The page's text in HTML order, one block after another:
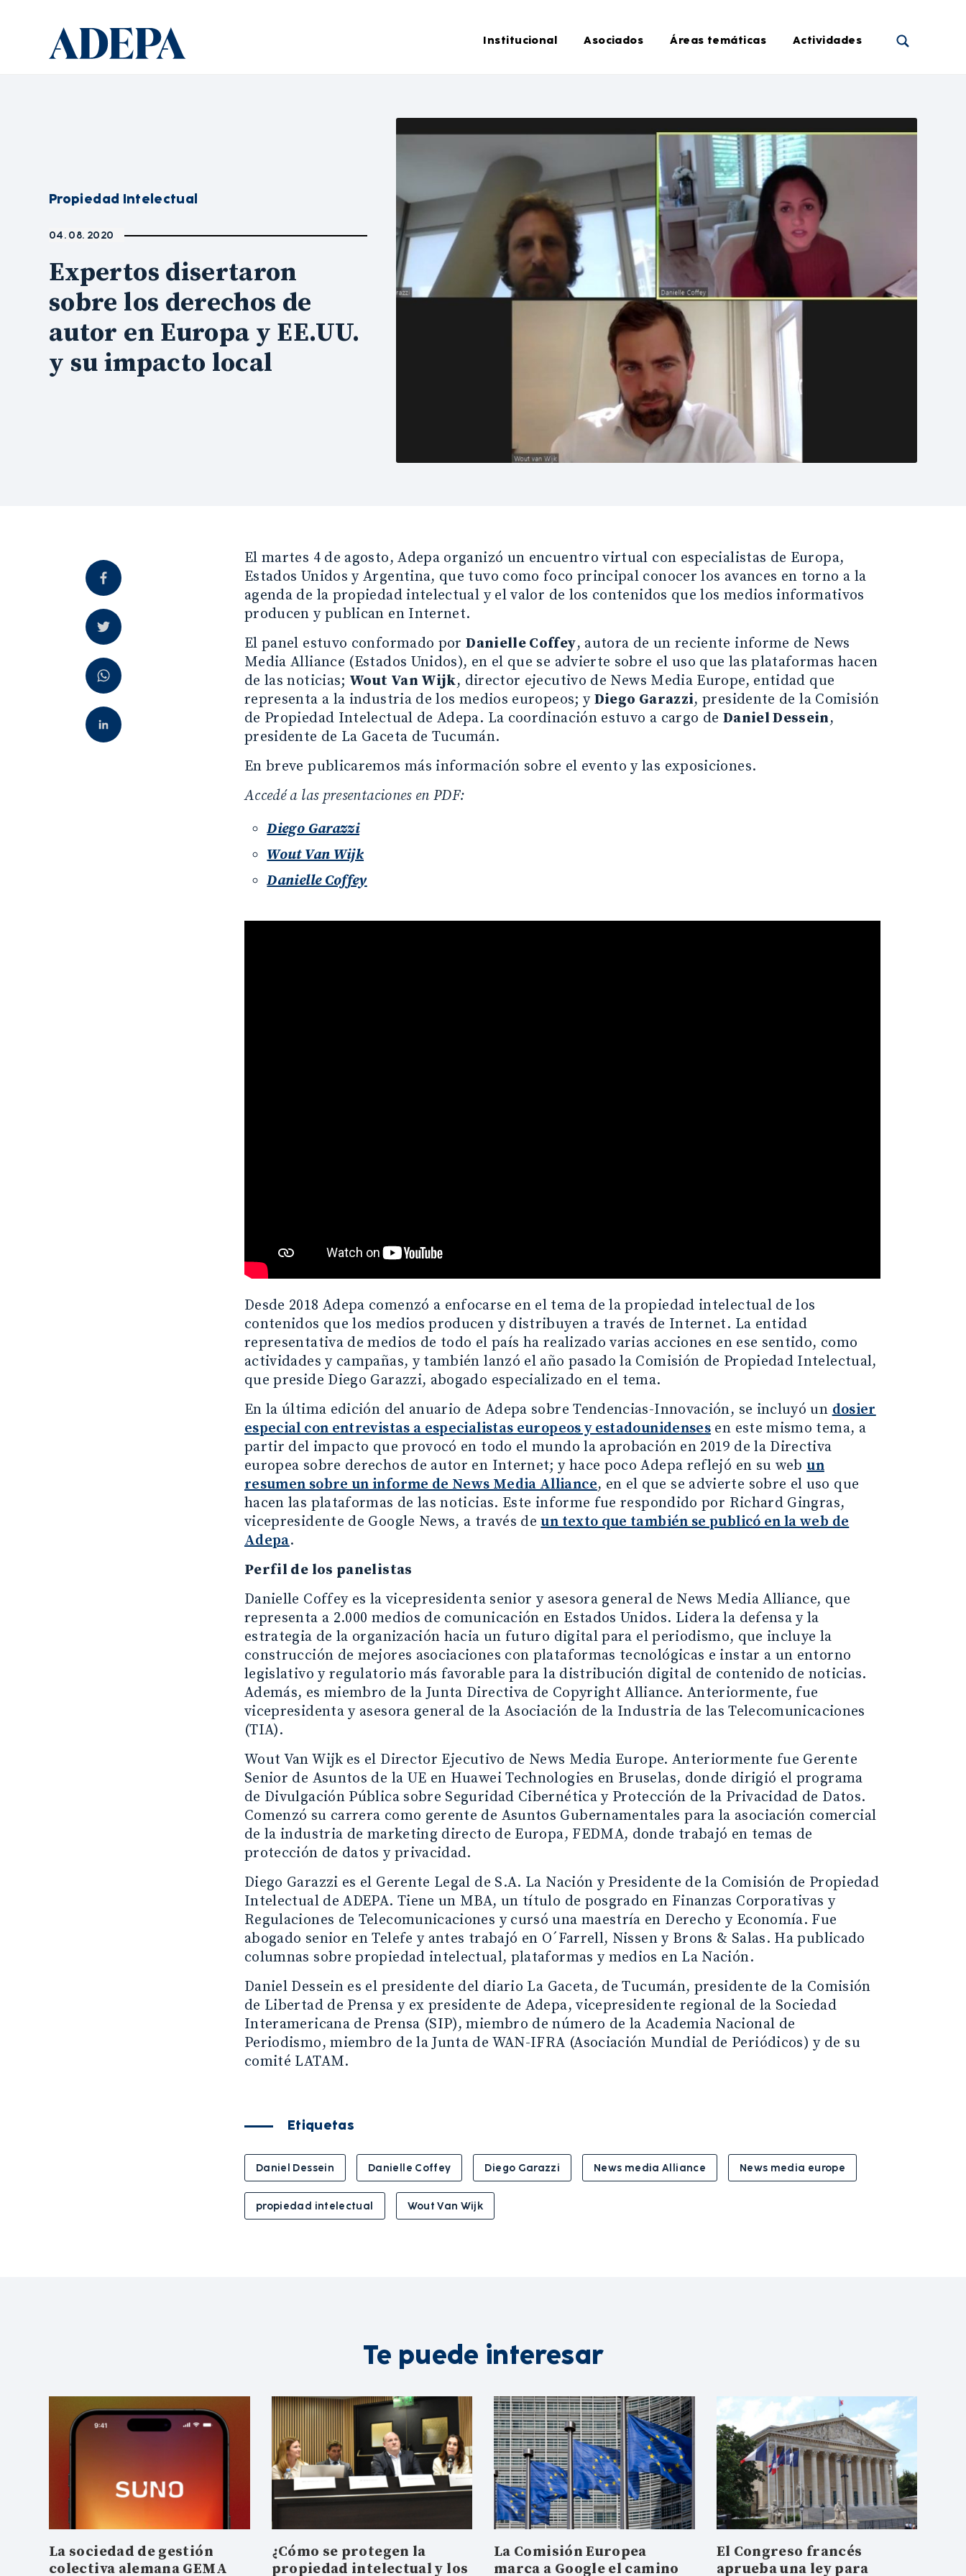
Institucional Asociados Áreas temáticas Actividades
Propiedad Intelectual
04. 08. 2020
Expertos disertaron
sobre los derechos de
autor en Europa y EE.UU.
y su impacto local
El martes 4 de agosto, Adepa organizó un encuentro virtual con especialistas de Europa,
Estados Unidos y Argentina, que tuvo como foco principal conocer los avances en torno a la
agenda de la propiedad intelectual y el valor de los contenidos que los medios informativos
producen y publican en Internet.
El panel estuvo conformado porDanielle Coffey, autora de un reciente informe de News
Media Alliance (Estados Unidos), en el que se advierte sobre el uso que las plataformas hacen
de las noticias; Wout Van Wijk, director ejecutivo de News Media Europe, entidad que
representa a la industria de los medios europeos; y Diego Garazzi, presidente de la Comisión
de Propiedad Intelectual de Adepa. La coordinación estuvo a cargo de Daniel Dessein,
presidente de La Gaceta de Tucumán.
En breve publicaremos más información sobre el evento y las exposiciones.
Accedé a las presentaciones en PDF:
Diego Garazzi
Wout Van Wijk
Danielle Coffey
Desde 2018 Adepa comenzó a enfocarse en el tema de la propiedad intelectual de los
contenidos que los medios producen y distribuyen a través de Internet. La entidad
representativa de medios de todo el país ha realizado varias acciones en ese sentido, como
actividades y campañas, y también lanzó el año pasado la Comisión de Propiedad Intelectual,
que preside Diego Garazzi, abogado especializado en el tema.
En la última edición del anuario de Adepa sobre Tendencias-Innovación, se incluyó un dosier
especial con entrevistas a especialistas europeos y estadounidenses en este mismo tema, a
partir del impacto que provocó en todo el mundo la aprobación en 2019 de la Directiva
europea sobre derechos de autor en Internet; y hace poco Adepa reflejó en su webun
resumen sobre un informe de News Media Alliance, en el que se advierte sobre el uso que
hacen las plataformas de las noticias. Este informe fue respondido por Richard Gingras,
vicepresidente de Google News, a través deun texto que también se publicó en la web de
Adepa.
Perfil de los panelistas
Danielle Coffey es la vicepresidenta senior y asesora general de News Media Alliance, que
representa a 2.000 medios de comunicación en Estados Unidos. Lidera la defensa y la
estrategia de la organización hacia un futuro digital para el periodismo, que incluye la
construcción de mejores asociaciones con plataformas tecnológicas e instar a un entorno
legislativo y regulatorio más favorable para la distribución digital de contenido de noticias.
Además, es miembro de la Junta Directiva de Copyright Alliance. Anteriormente, fue
vicepresidenta y asesora general de la Asociación de la Industria de las Telecomunicaciones
(TIA).
Wout Van Wijk es el Director Ejecutivo de News Media Europe. Anteriormente fue Gerente
Senior de Asuntos de la UE en Huawei Technologies en Bruselas, donde dirigió el programa
de Divulgación Pública sobre Seguridad Cibernética y Protección de la Privacidad de Datos.
Comenzó su carrera como gerente de Asuntos Gubernamentales para la asociación comercial
de la industria de marketing directo de Europa, FEDMA, donde trabajó en temas de
protección de datos y privacidad.
Diego Garazzi es el Gerente Legal de S.A. La Nación y Presidente de la Comisión de Propiedad
Intelectual de ADEPA. Tiene un MBA, un título de posgrado en Finanzas Corporativas y
Regulaciones de Telecomunicaciones y cursó una maestría en Derecho y Economía. Fue
abogado senior en Telefe y antes trabajó en O´Farrell, Nissen y Brons & Salas. Ha publicado
columnas sobre propiedad intelectual, plataformas y medios en La Nación.
Daniel Dessein es el presidente del diario La Gaceta, de Tucumán, presidente de la Comisión
de Libertad de Prensa y ex presidente de Adepa, vicepresidente regional de la Sociedad
Interamericana de Prensa (SIP), miembro de número de la Academia Nacional de
Periodismo, miembro de la Junta de WAN-IFRA (Asociación Mundial de Periódicos) y de su
comité LATAM.
Etiquetas
Daniel Dessein Danielle Coffey Diego Garazzi News media Alliance News media europe
propiedad intelectual Wout Van Wijk
Te puede interesar
La sociedad de gestión
colectiva alemana GEMA
¿Cómo se protegen la
propiedad intelectual y los
La Comisión Europea
marca a Google el camino
El Congreso francés
aprueba una ley para